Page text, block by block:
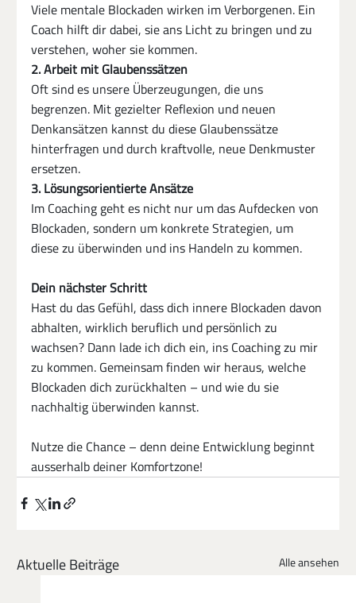
Viele mentale Blockaden wirken im Verborgenen. Ein
Coach hilft dir dabei, sie ans Licht zu bringen und zu
verstehen, woher sie kommen.
2. Arbeit mit Glaubenssätzen
Oft sind es unsere Überzeugungen, die uns
begrenzen. Mit gezielter Reflexion und neuen
Denkansätzen kannst du diese Glaubenssätze
hinterfragen und durch kraftvolle, neue Denkmuster
ersetzen.
3. Lösungsorientierte Ansätze
Im Coaching geht es nicht nur um das Aufdecken von
Blockaden, sondern um konkrete Strategien, um
diese zu überwinden und ins Handeln zu kommen.
Dein nächster Schritt
Hast du das Gefühl, dass dich innere Blockaden davon
abhalten, wirklich beruflich und persönlich zu
wachsen? Dann lade ich dich ein, ins Coaching zu mir
zu kommen. Gemeinsam finden wir heraus, welche
Blockaden dich zurückhalten – und wie du sie
nachhaltig überwinden kannst.
Nutze die Chance – denn deine Entwicklung beginnt
ausserhalb deiner Komfortzone!
Aktuelle Beiträge Alle ansehen